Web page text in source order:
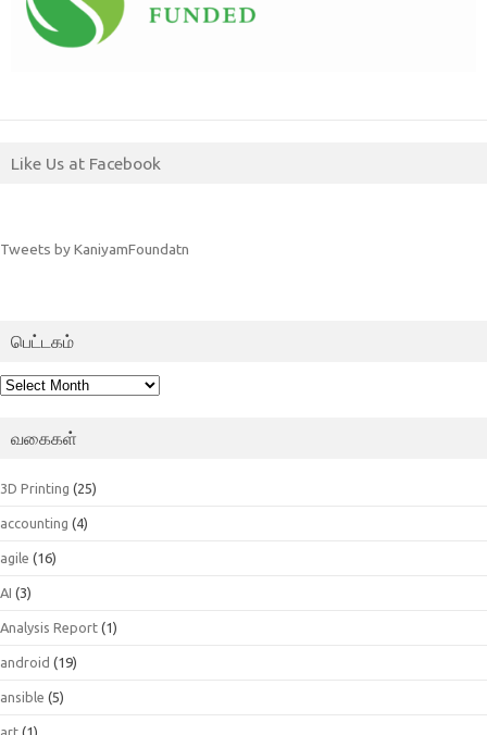
Like Us at Facebook
Tweets by KaniyamFoundatn
பெட்டகம்
பெட்டகம்
வகைகள்
3D Printing (25)
accounting (4)
agile (16)
AI (3)
Analysis Report (1)
android (19)
ansible (5)